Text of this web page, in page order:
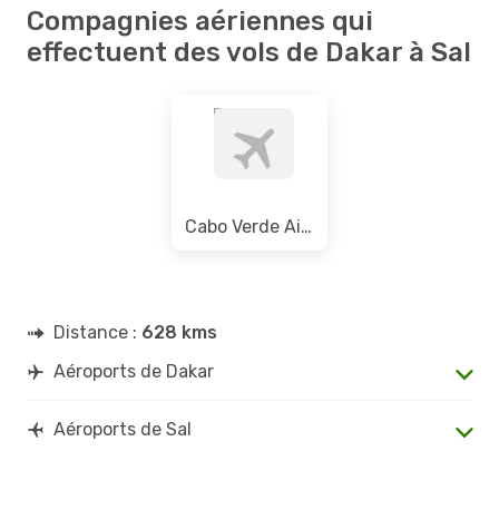
Compagnies aériennes qui
effectuent des vols de Dakar à Sal
Cabo Verde Airlines
Distance : 628 kms
Aéroports de Dakar
Aéroports de Sal